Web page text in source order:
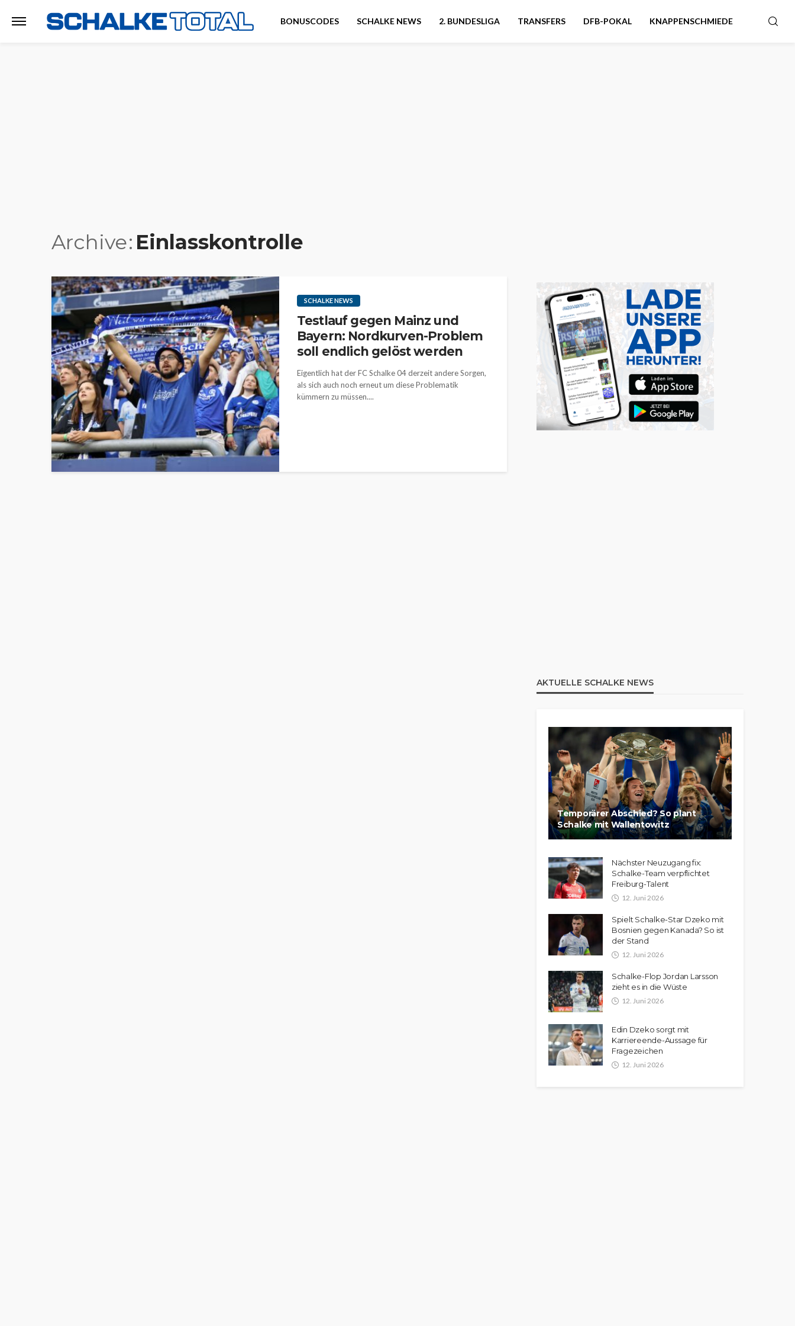
BONUSCODES SCHALKE NEWS 2. BUNDESLIGA TRANSFERS DFB-POKAL KNAPPENSCHMIEDE
Archive Einlasskontrolle
SCHALKE NEWS
Testlauf gegen Mainz und
Bayern: Nordkurven-Problem
soll endlich gelöst werden
Eigentlich hat der FC Schalke 04 derzeit andere Sorgen,
als sich auch noch erneut um diese Problematik
kümmern zu müssen....
AKTUELLE SCHALKE NEWS
Temporärer Abschied? So plant
Schalke mit Wallentowitz
Nächster Neuzugang fix:
Schalke-Team verpflichtet
Freiburg-Talent
12. Juni 2026
Spielt Schalke-Star Dzeko mit
Bosnien gegen Kanada? So ist
der Stand
12. Juni 2026
Schalke-Flop Jordan Larsson
zieht es in die Wüste
12. Juni 2026
Edin Dzeko sorgt mit
Karriereende-Aussage für
Fragezeichen
12. Juni 2026